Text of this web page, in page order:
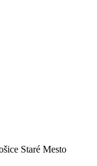
Staré Mesto